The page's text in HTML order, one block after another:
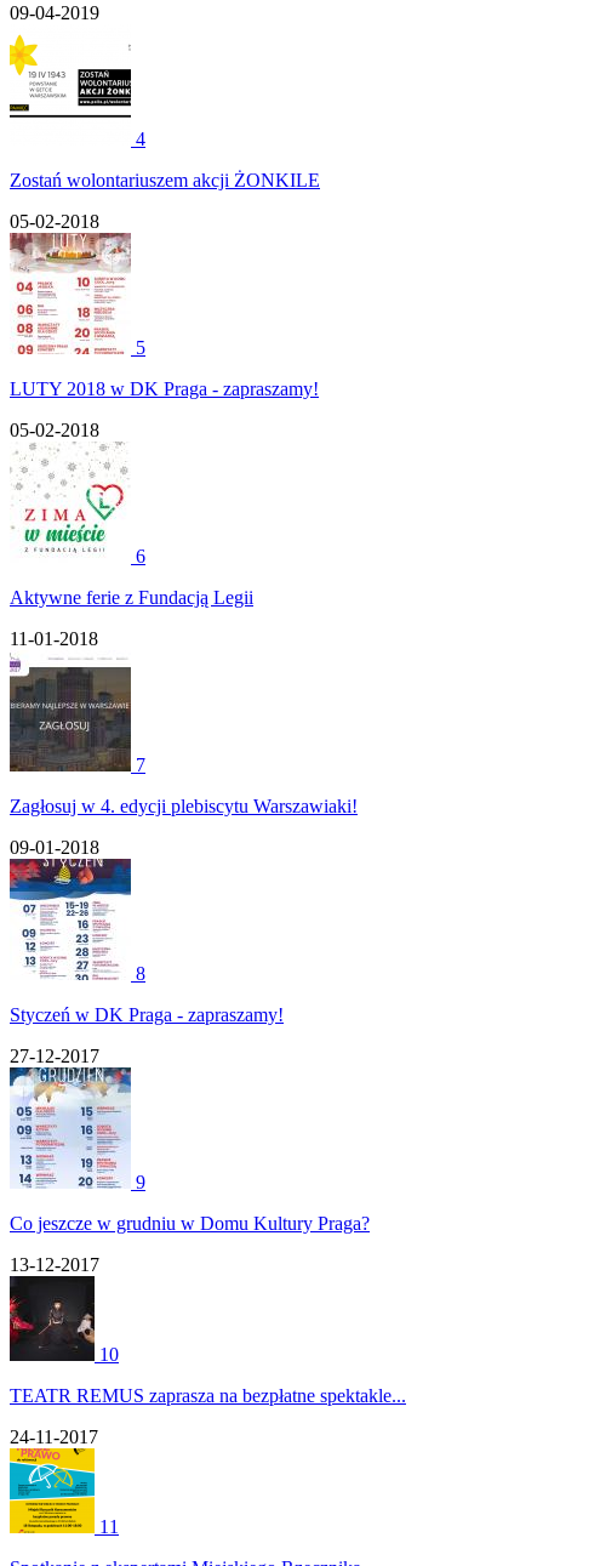
09-04-2019
4
Zostań wolontariuszem akcji ŻONKILE
05-02-2018
5
LUTY 2018 w DK Praga - zapraszamy!
05-02-2018
6
Aktywne ferie z Fundacją Legii
11-01-2018
7
Zagłosuj w 4. edycji plebiscytu Warszawiaki!
09-01-2018
8
Styczeń w DK Praga - zapraszamy!
27-12-2017
9
Co jeszcze w grudniu w Domu Kultury Praga?
13-12-2017
10
TEATR REMUS zaprasza na bezpłatne spektakle...
24-11-2017
11